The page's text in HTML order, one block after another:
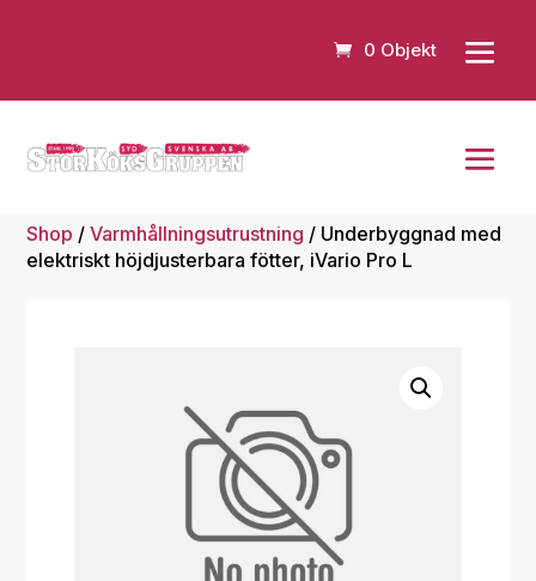
0 Objekt
Shop /Varmhållningsutrustning / Underbyggnad med
elektriskt höjdjusterbara fötter, iVario Pro L